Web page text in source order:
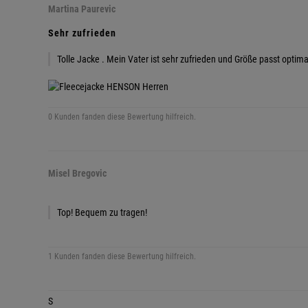
Martina Paurevic
Sehr zufrieden
Tolle Jacke . Mein Vater ist sehr zufrieden und Größe passt
0 Kunden fanden diese Bewertung hilfreich.
Misel Bregovic
Top! Bequem zu tragen!
1 Kunden fanden diese Bewertung hilfreich.
S